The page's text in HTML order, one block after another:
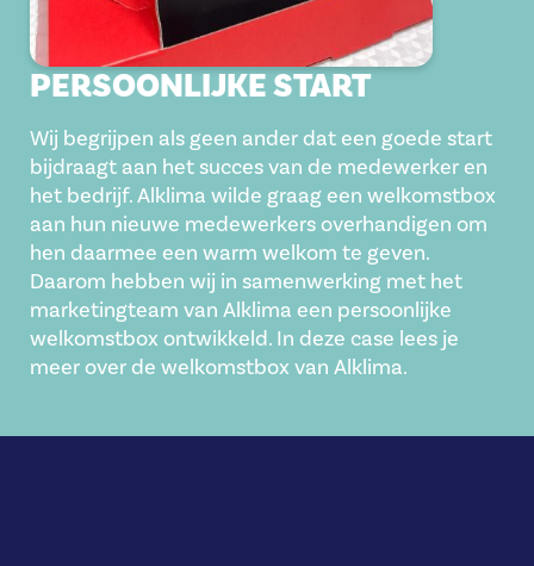
PERSOONLIJKE START
Wij begrijpen als geen ander dat een goede start
bijdraagt aan het succes van de medewerker en
het bedrijf. Alklima wilde graag een welkomstbox
aan hun nieuwe medewerkers overhandigen om
hen daarmee een warm welkom te geven.
Daarom hebben wij in samenwerking met het
marketingteam van Alklima een persoonlijke
welkomstbox ontwikkeld. In deze case lees je
meer over de welkomstbox van Alklima.